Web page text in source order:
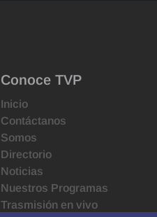
Conoce TVP
Inicio
Contáctanos
Somos
Directorio
Noticias
Nuestros Programas
Trasmisión en vivo